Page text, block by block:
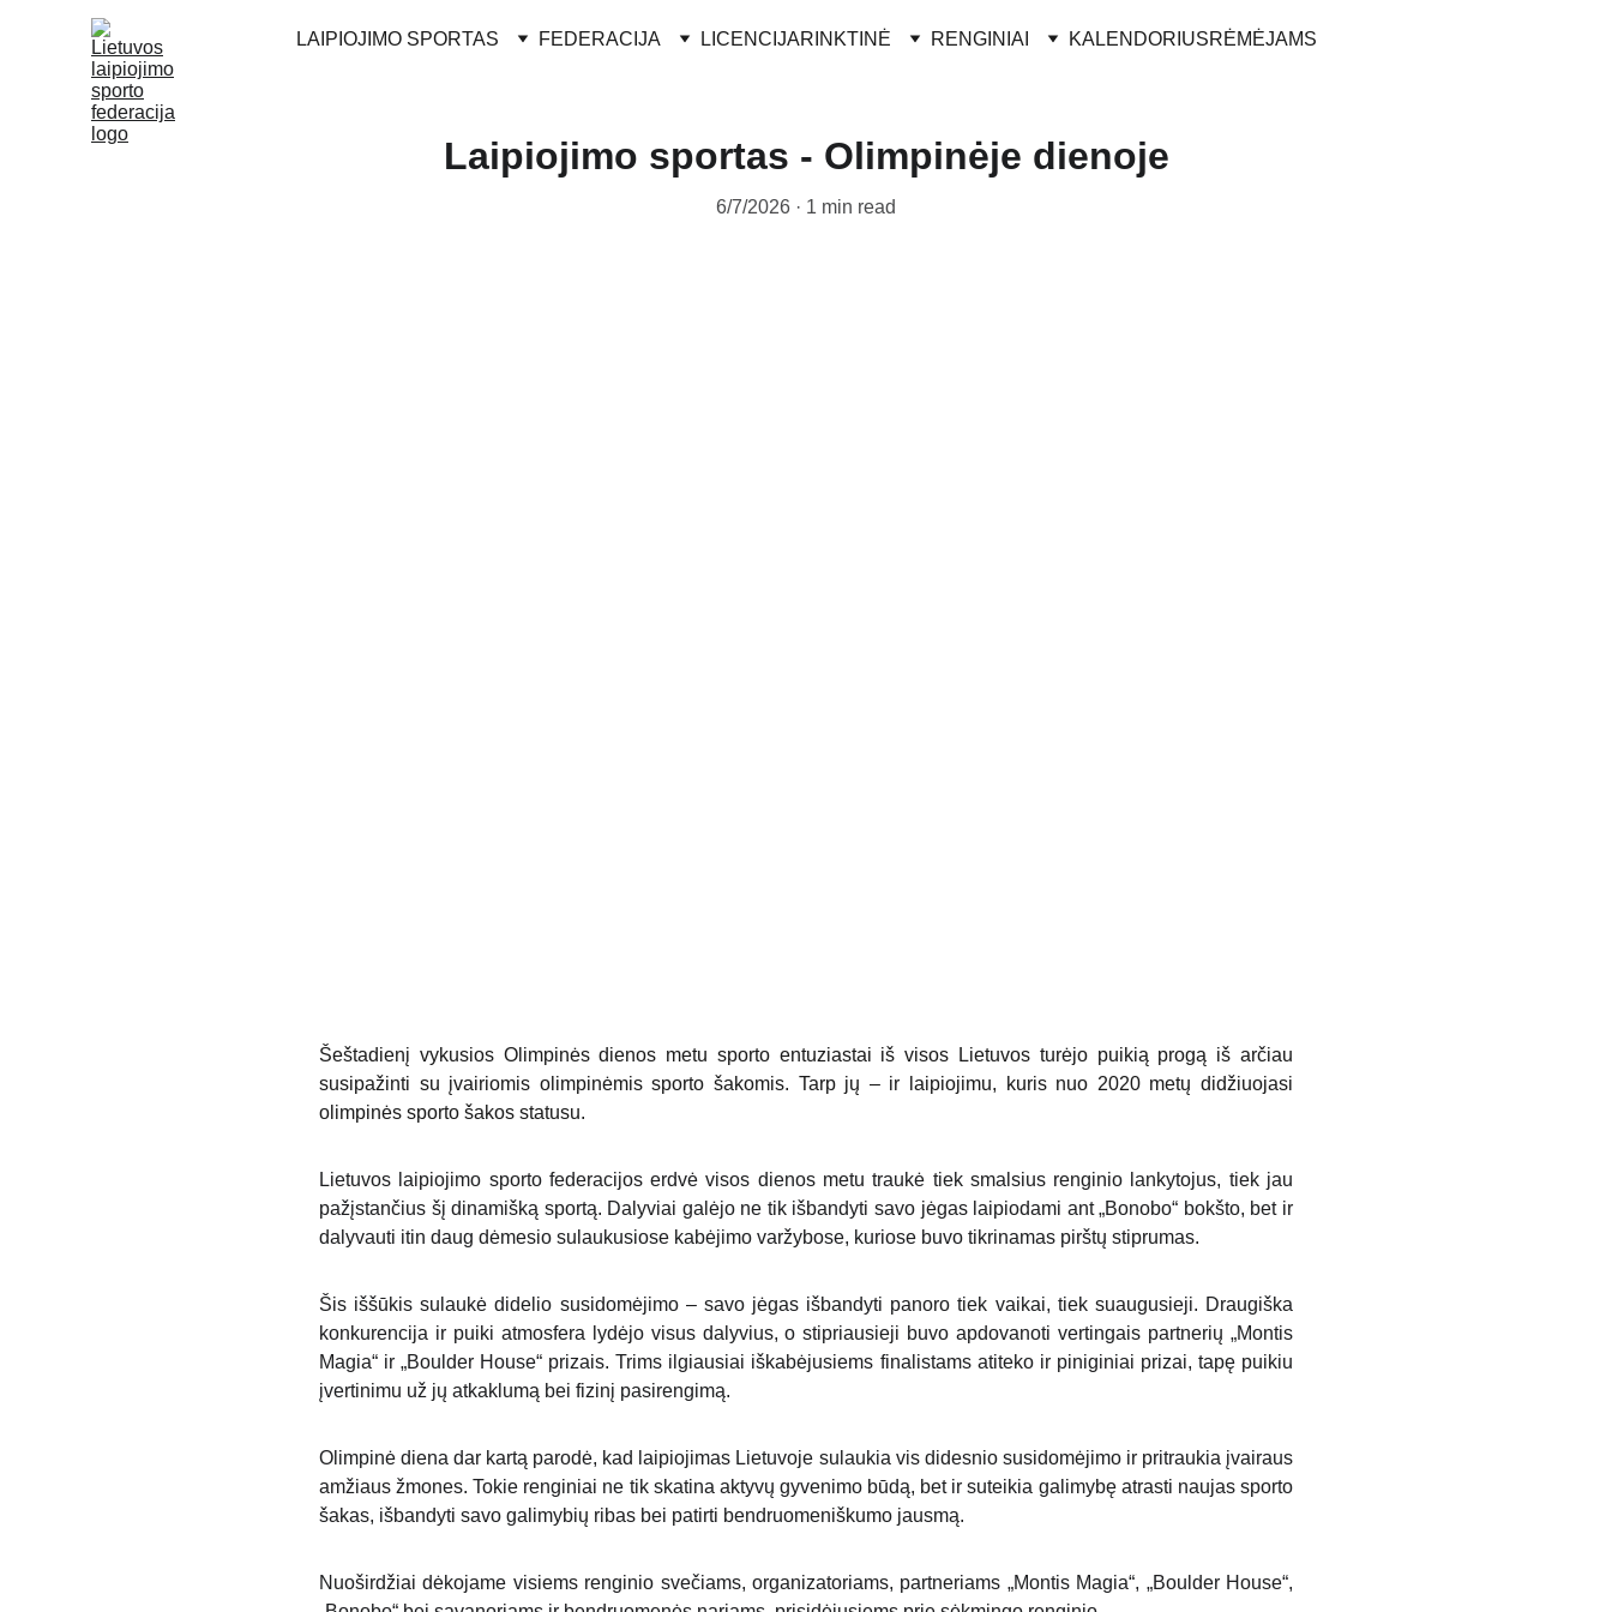
LAIPIOJIMO SPORTAS FEDERACIJA LICENCIJARINKTINĖ RENGINIAI KALENDORIUSRĖMĖJAMS
Laipiojimo sportas - Olimpinėje dienoje
6/7/2026 1 min read
Šeštadienį vykusios Olimpinės dienos metu sporto entuziastai iš visos Lietuvos turėjo puikią progą iš arčiau
susipažinti su įvairiomis olimpinėmis sporto šakomis. Tarp jų – ir laipiojimu, kuris nuo 2020 metų didžiuojasi
olimpinės sporto šakos statusu.
Lietuvos laipiojimo sporto federacijos erdvė visos dienos metu traukė tiek smalsius renginio lankytojus, tiek jau
pažįstančius šį dinamišką sportą. Dalyviai galėjo ne tik išbandyti savo jėgas laipiodami ant „Bonobo“ bokšto, bet ir
dalyvauti itin daug dėmesio sulaukusiose kabėjimo varžybose, kuriose buvo tikrinamas pirštų stiprumas.
Šis iššūkis sulaukė didelio susidomėjimo – savo jėgas išbandyti panoro tiek vaikai, tiek suaugusieji. Draugiška
konkurencija ir puiki atmosfera lydėjo visus dalyvius, o stipriausieji buvo apdovanoti vertingais partnerių „Montis
Magia“ ir „Boulder House“ prizais. Trims ilgiausiai iškabėjusiems finalistams atiteko ir piniginiai prizai, tapę puikiu
įvertinimu už jų atkaklumą bei fizinį pasirengimą.
Olimpinė diena dar kartą parodė, kad laipiojimas Lietuvoje sulaukia vis didesnio susidomėjimo ir pritraukia įvairaus
amžiaus žmones. Tokie renginiai ne tik skatina aktyvų gyvenimo būdą, bet ir suteikia galimybę atrasti naujas sporto
šakas, išbandyti savo galimybių ribas bei patirti bendruomeniškumo jausmą.
Nuoširdžiai dėkojame visiems renginio svečiams, organizatoriams, partneriams „Montis Magia“, „Boulder House“,